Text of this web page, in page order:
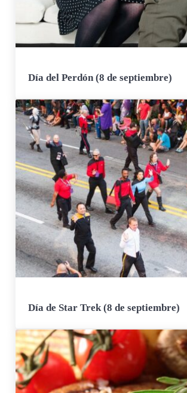
Día del Perdón (8 de septiembre)
Día de Star Trek (8 de septiembre)